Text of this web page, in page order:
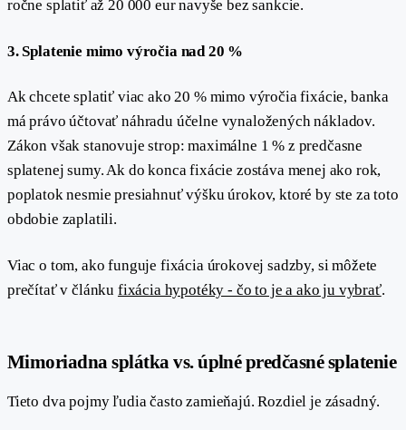
ročne splatiť až 20 000 eur navyše bez sankcie.
3. Splatenie mimo výročia nad 20 %
Ak chcete splatiť viac ako 20 % mimo výročia fixácie, banka
má právo účtovať náhradu účelne vynaložených nákladov.
Zákon však stanovuje strop: maximálne 1 % z predčasne
splatenej sumy. Ak do konca fixácie zostáva menej ako rok,
poplatok nesmie presiahnuť výšku úrokov, ktoré by ste za toto
obdobie zaplatili.
Viac o tom, ako funguje fixácia úrokovej sadzby, si môžete
prečítať v článku fixácia hypotéky - čo to je a ako ju vybrať.
Mimoriadna splátka vs. úplné predčasné splatenie
Tieto dva pojmy ľudia často zamieňajú. Rozdiel je zásadný.